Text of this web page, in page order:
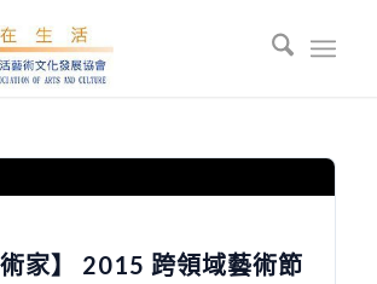
術家】 2015 跨領域藝術節